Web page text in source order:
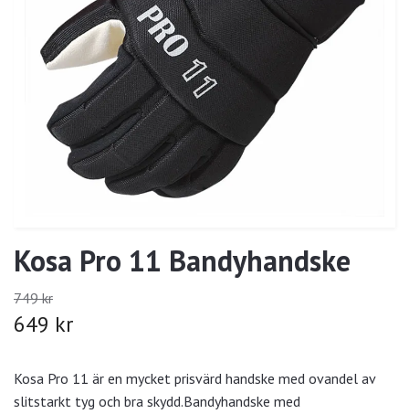
Kosa Pro 11 Bandyhandske
749 kr
649 kr
Kosa Pro 11 är en mycket prisvärd handske med ovandel av
slitstarkt tyg och bra skydd.Bandyhandske med